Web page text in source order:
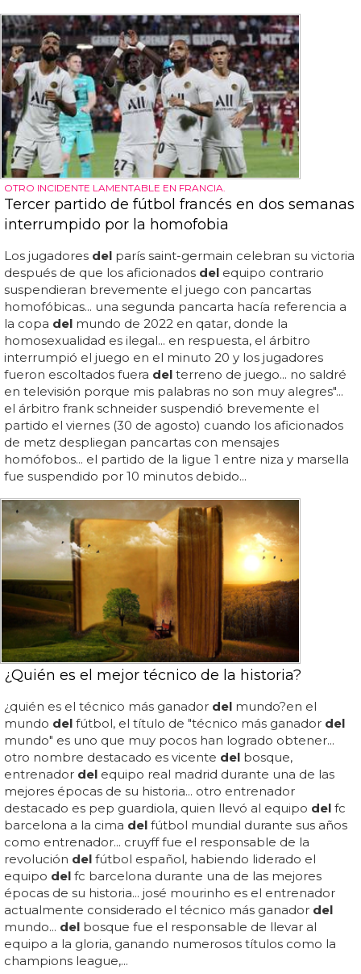
OTRO INCIDENTE LAMENTABLE EN FRANCIA.
Tercer partido de fútbol francés en dos semanas
interrumpido por la homofobia
Los jugadores del parís saint-germain celebran su victoria
después de que los aficionados del equipo contrario
suspendieran brevemente el juego con pancartas
homofóbicas... una segunda pancarta hacía referencia a
la copa del mundo de 2022 en qatar, donde la
homosexualidad es ilegal... en respuesta, el árbitro
interrumpió el juego en el minuto 20 y los jugadores
fueron escoltados fuera del terreno de juego... no saldré
en televisión porque mis palabras no son muy alegres"...
el árbitro frank schneider suspendió brevemente el
partido el viernes (30 de agosto) cuando los aficionados
de metz despliegan pancartas con mensajes
homófobos... el partido de la ligue 1 entre niza y marsella
fue suspendido por 10 minutos debido...
¿Quién es el mejor técnico de la historia?
¿quién es el técnico más ganador del mundo?en el
mundo del fútbol, el título de "técnico más ganador del
mundo" es uno que muy pocos han logrado obtener...
otro nombre destacado es vicente del bosque,
entrenador del equipo real madrid durante una de las
mejores épocas de su historia... otro entrenador
destacado es pep guardiola, quien llevó al equipo del fc
barcelona a la cima del fútbol mundial durante sus años
como entrenador... cruyff fue el responsable de la
revolución del fútbol español, habiendo liderado el
equipo del fc barcelona durante una de las mejores
épocas de su historia... josé mourinho es el entrenador
actualmente considerado el técnico más ganador del
mundo... del bosque fue el responsable de llevar al
equipo a la gloria, ganando numerosos títulos como la
champions league,...